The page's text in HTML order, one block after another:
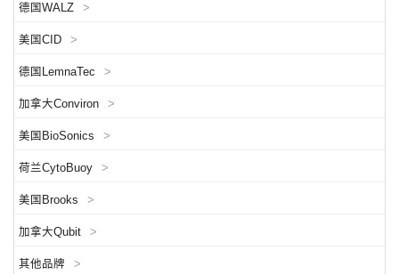
德国WALZ >
美国CID >
德国LemnaTec >
加拿大Conviron >
美国BioSonics >
荷兰CytoBuoy >
美国Brooks >
加拿大Qubit >
其他品牌 >